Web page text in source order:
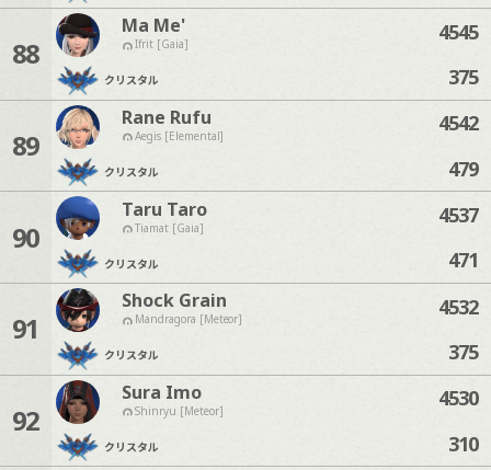
88
Ma Me'
Ifrit [Gaia]
クリスタル
4545
375
89
Rane Rufu
Aegis [Elemental]
クリスタル
4542
479
90
Taru Taro
Tiamat [Gaia]
クリスタル
4537
471
91
Shock Grain
Mandragora [Meteor]
クリスタル
4532
375
92
Sura Imo
Shinryu [Meteor]
クリスタル
4530
310